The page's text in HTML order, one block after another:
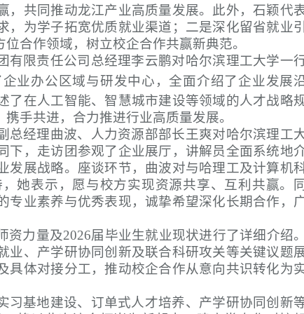
，共同推动龙江产业高质量发展。此外，石颖代
为学子拓宽优质就业渠道；二是深化留省就业引
合作领域，树立校企合作共赢新典范。
有限责任公司总经理李云鹏对哈尔滨理工大学一
业办公区域与研发中心，全面介绍了企业发展
了在人工智能、智慧城市建设等领域的人才战略
手共进，合力推进行业高质量发展。
总经理曲波、人力资源部部长王爽对哈尔滨理工
下，走访团参观了企业展厅，讲解员全面系统地
发展战略。座谈环节，曲波对与哈理工及计算机
她表示，愿与校方实现资源共享、互利共赢。同
专业素养与优秀表现，诚挚希望深化长期合作，
力量及2026届毕业生就业现状进行了详细介绍。
业、产学研协同创新及联合科研攻关等关键议题
具体对接分工，推动校企合作从意向共识转化为
习基地建设、订单式人才培养、产学研协同创新